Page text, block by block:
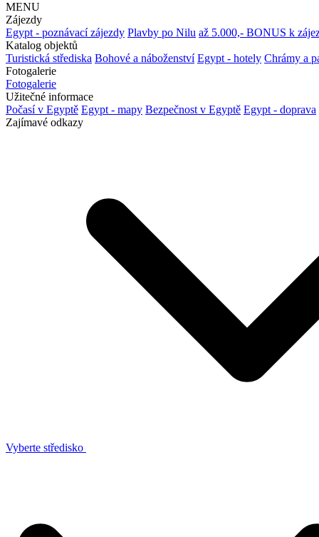
MENU
Zájezdy
Egypt - poznávací zájezdy Plavby po Nilu až 5.000,- BONUS k
Katalog objektů
Turistická střediska Bohové a náboženství Egypt - hotely Chrámy a
Fotogalerie
Fotogalerie
Užitečné informace
Počasí v Egyptě Egypt - mapy Bezpečnost v Egyptě Egypt - doprava
Zajímavé odkazy
Vyberte středisko